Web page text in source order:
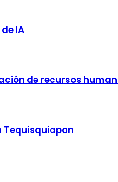
IA
de recursos
Tequisquiapan